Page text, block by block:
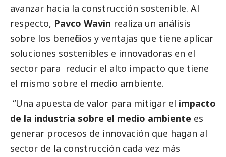
avanzar hacia la construcción sostenible. Al
respecto, Pavco Wavin realiza un análisis
sobre los beneficios y ventajas que tiene aplicar
soluciones sostenibles e innovadoras en el
sector para reducir el alto impacto que tiene
el mismo sobre el medio ambiente.
“Una apuesta de valor para mitigar el impacto
de la industria sobre el medio ambiente es
generar procesos de innovación que hagan al
sector de la construcción cada vez más